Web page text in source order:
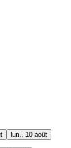
lun.. 10 août